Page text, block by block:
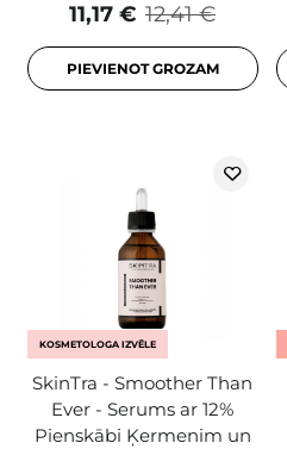
12,41 €
11,17 €
PIEVIENOT GROZAM
KOSMETOLOGA IZVĒLE
SkinTra - Smoother Than
Ever - Serums ar 12%
Pienskābi Ķermenim un